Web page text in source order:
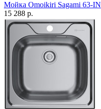
Мойка Omoikiri Sagami 63-IN
15 288 р.